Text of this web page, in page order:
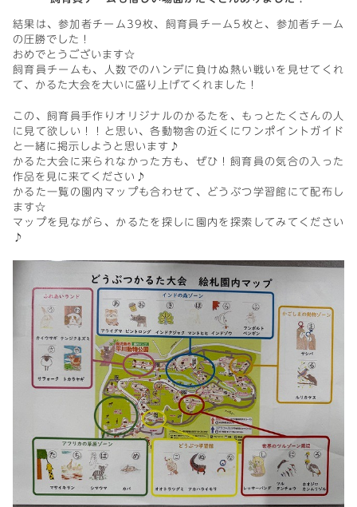
結果は、参加者チーム39枚、飼育員チーム5枚と、参加者チーム
の圧勝でした！
おめでとうございます☆
飼育員チームも、人数でのハンデに負けぬ熱い戦いを見せてくれ
て、かるた大会を大いに盛り上げてくれました！
この、飼育員手作りオリジナルのかるたを、もっとたくさんの人
に見て欲しい！！と思い、各動物舎の近くにワンポイントガイド
と一緒に掲示しようと思います♪
かるた大会に来られなかった方も、ぜひ！飼育員の気合の入った
作品を見に来てください♪
かるた一覧の園内マップも合わせて、どうぶつ学習館にて配布し
ます☆
マップを見ながら、かるたを探しに園内を探索してみてください
♪